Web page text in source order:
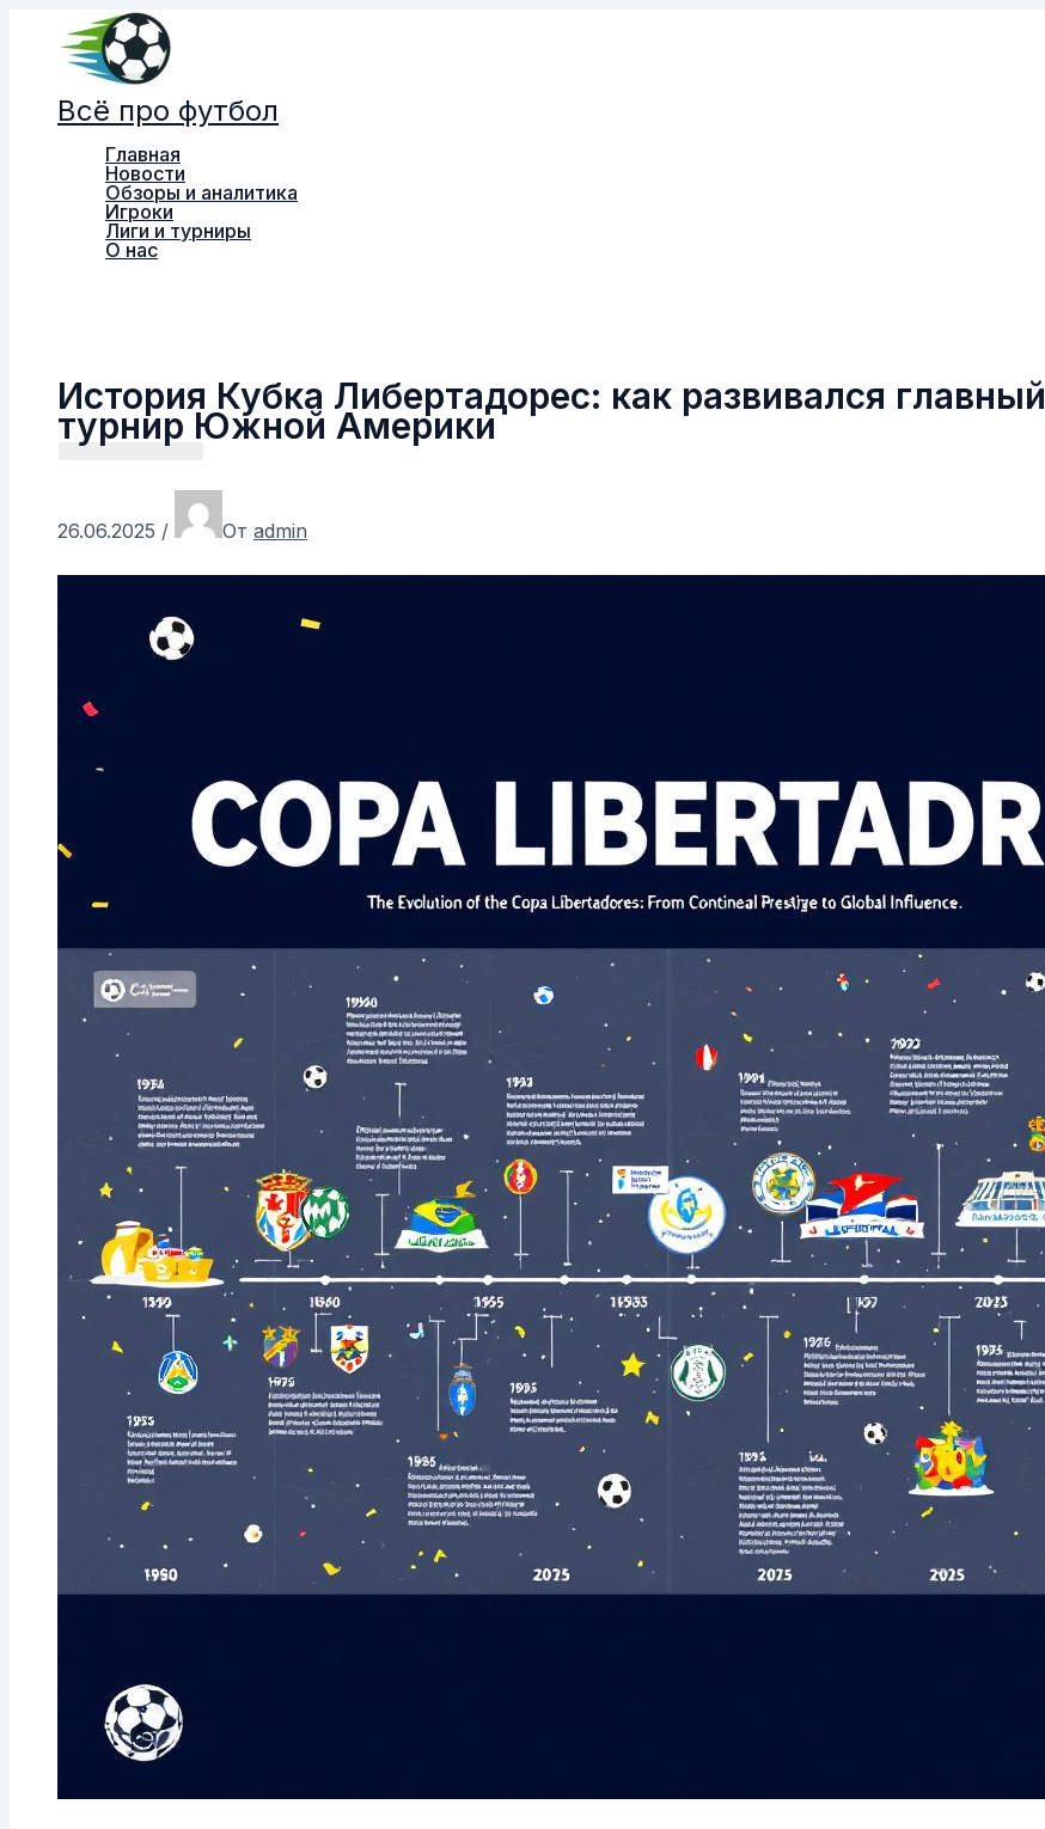
Перейти
содержимому
Всё про футбол
Главная
Новости
Обзоры и аналитика
Игроки
Лиги и турниры
О нас
История Кубка Либертадорес: как развивался главный
турнир Южной Америки
26.06.2025 / От admin